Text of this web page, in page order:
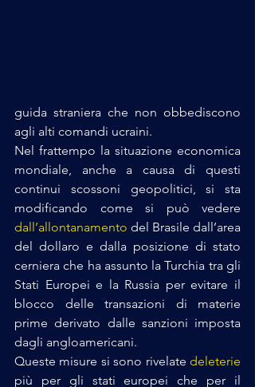
guida straniera che non obbediscono
agli alti comandi ucraini.
Nel frattempo la situazione economica
mondiale, anche a causa di questi
continui scossoni geopolitici, si sta
dall’allontanamento del Brasile dall’area
del dollaro e dalla posizione di stato
cerniera che ha assunto la Turchia tra gli
Stati Europei e la Russia per evitare il
blocco delle transazioni di materie
prime derivato dalle sanzioni imposta
dagli angloamericani.
Queste misure si sono rivelate deleterie
più per gli stati europei che per il